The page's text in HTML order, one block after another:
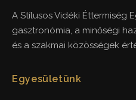
A Stílusos Vidéki Éttermiség
gasztronómia, a minőségi
és a szakmai közösségek
Egyesületünk